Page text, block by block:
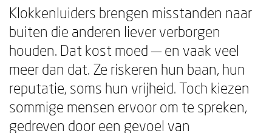
Klokkenluiders brengen misstanden naar
buiten die anderen liever verborgen
houden. Dat kost moed — en vaak veel
meer dan dat. Ze riskeren hun baan, hun
reputatie, soms hun vrijheid. Toch kiezen
sommige mensen ervoor om te spreken,
gedreven door een gevoel van